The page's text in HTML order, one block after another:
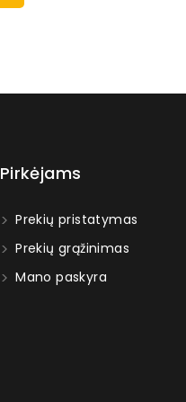
Pirkėjams
Prekių pristatymas
Prekių grąžinimas
Mano paskyra